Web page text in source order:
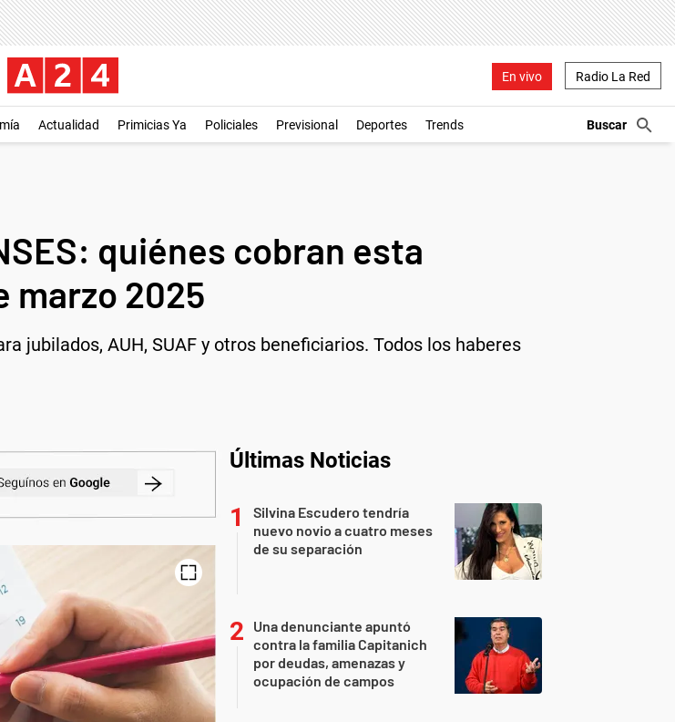
En vivo Radio La Red
Actualidad Primicias Ya Policiales Previsional Deportes Trends
quiénes cobran esta
marzo 2025
jubilados, AUH, SUAF y otros beneficiarios. Todos los haberes
Últimas Noticias
Silvina Escudero tendría
nuevo novio a cuatro meses
de su separación
Una denunciante apuntó
contra la familia Capitanich
por deudas, amenazas y
ocupación de campos